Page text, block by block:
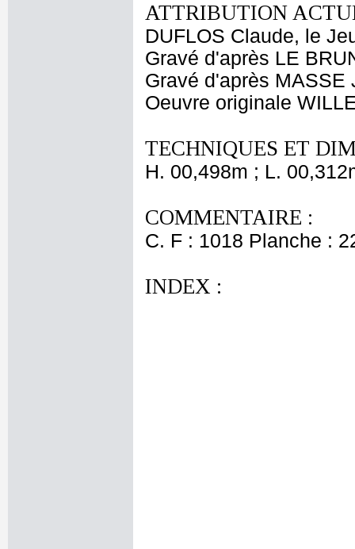
ATTRIBUTION
DUFLOS Claude, le
Gravé d'après LE
Gravé d'après MASSE
Oeuvre originale
TECHNIQUES ET
H. 00,498m ; L.
COMMENTAIRE :
C. F : 1018 Planche :
INDEX :